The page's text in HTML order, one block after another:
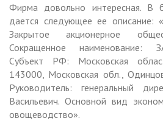
Фирма довольно интересная. В
дается следующее ее описание:
Закрытое акционерное
Сокращенное наименование:
Субъект РФ: Московская
143000, Московская обл.,
Руководитель: генеральный
Васильевич. Основной вид
овощеводство».